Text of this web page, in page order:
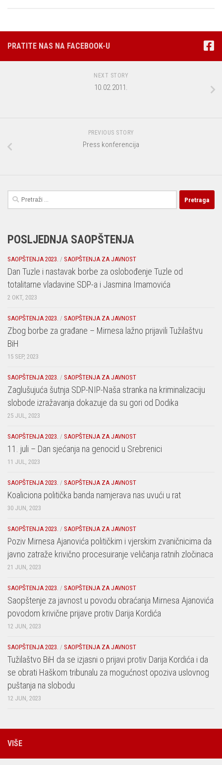
PRATITE NAS NA FACEBOOK-U
NEXT STORY
10.02.2011.
PREVIOUS STORY
Press konferencija
Pretraga:
POSLJEDNJA SAOPŠTENJA
SAOPŠTENJA 2023. / SAOPŠTENJA ZA JAVNOST
Dan Tuzle i nastavak borbe za oslobođenje Tuzle od
totalitarne vladavine SDP-a i Jasmina Imamovića
2 OKT, 2023
SAOPŠTENJA 2023. / SAOPŠTENJA ZA JAVNOST
Zbog borbe za građane – Mirnesa lažno prijavili Tužilaštvu
BiH
15 SEP, 2023
SAOPŠTENJA 2023. / SAOPŠTENJA ZA JAVNOST
Zaglušujuća šutnja SDP-NIP-Naša stranka na kriminalizaciju
slobode izražavanja dokazuje da su gori od Dodika
25 JUL, 2023
SAOPŠTENJA 2023. / SAOPŠTENJA ZA JAVNOST
11. juli – Dan sjećanja na genocid u Srebrenici
11 JUL, 2023
SAOPŠTENJA 2023. / SAOPŠTENJA ZA JAVNOST
Koaliciona politička banda namjerava nas uvući u rat
30 JUN, 2023
SAOPŠTENJA 2023. / SAOPŠTENJA ZA JAVNOST
Poziv Mirnesa Ajanovića političkim i vjerskim zvaničnicima da
javno zatraže krivično procesuiranje veličanja ratnih zločinaca
21 JUN, 2023
SAOPŠTENJA 2023. / SAOPŠTENJA ZA JAVNOST
Saopštenje za javnost u povodu obraćanja Mirnesa Ajanovića
povodom krivične prijave protiv Darija Kordića
12 JUN, 2023
SAOPŠTENJA 2023. / SAOPŠTENJA ZA JAVNOST
Tužilaštvo BiH da se izjasni o prijavi protiv Darija Kordića i da
se obrati Haškom tribunalu za mogućnost opoziva uslovnog
puštanja na slobodu
12 JUN, 2023
VIŠE